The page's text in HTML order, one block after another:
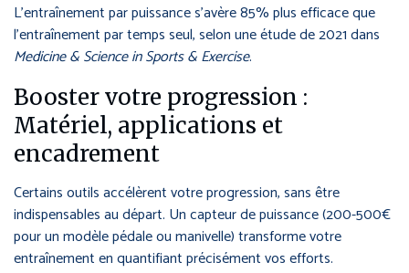
L’entraînement par puissance s’avère 85% plus efficace que
l’entraînement par temps seul, selon une étude de 2021 dans
Medicine & Science in Sports & Exercise.
Booster votre progression :
Matériel, applications et
encadrement
Certains outils accélèrent votre progression, sans être
indispensables au départ. Un capteur de puissance (200-500€
pour un modèle pédale ou manivelle) transforme votre
entraînement en quantifiant précisément vos efforts.